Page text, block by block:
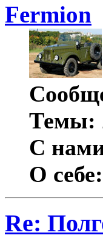
Fermion
Темы:
С
О себе:
Re: